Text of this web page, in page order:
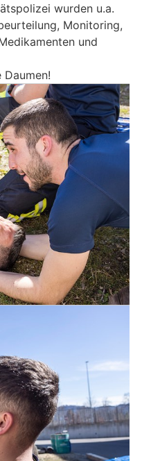
wurden u.a.
Monitoring,
und